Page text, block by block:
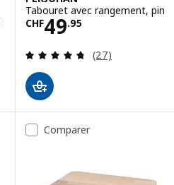
Tabouret avec rangement, pin
CHF49.95
Prix CHF 49.95
Révision: 4.7
(27)
Comparer